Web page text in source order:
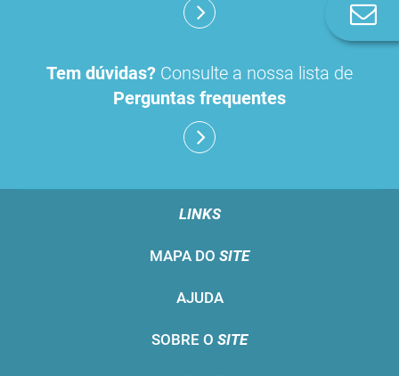
Tem dúvidas? Consulte a nossa lista de
Perguntas frequentes
LINKS
MAPA DO SITE
AJUDA
SOBRE O SITE